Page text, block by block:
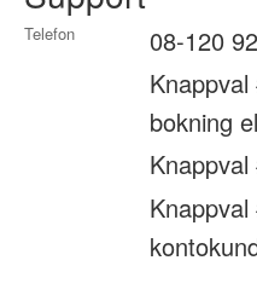
Telefon
08-120
bokning